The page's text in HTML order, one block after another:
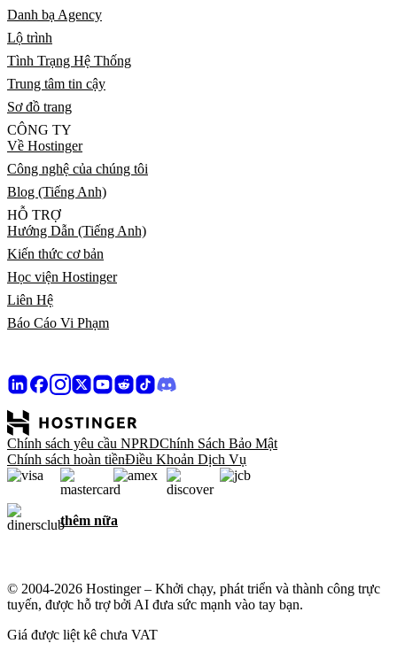
Danh bạ Agency
Lộ trình
Tình Trạng Hệ Thống
Trung tâm tin cậy
Sơ đồ trang
CÔNG TY
Về Hostinger
Công nghệ của chúng tôi
Blog (Tiếng Anh)
HỖ TRỢ
Hướng Dẫn (Tiếng Anh)
Kiến thức cơ bản
Học viện Hostinger
Liên Hệ
Báo Cáo Vi Phạm
Chính sách yêu cầu NPRDChính Sách Bảo Mật
Chính sách hoàn tiềnĐiều Khoản Dịch Vụ
thêm nữa
© 2004-2026 Hostinger – Khởi chạy, phát triển và thành công trực
tuyến, được hỗ trợ bởi AI đưa sức mạnh vào tay bạn.
Giá được liệt kê chưa VAT